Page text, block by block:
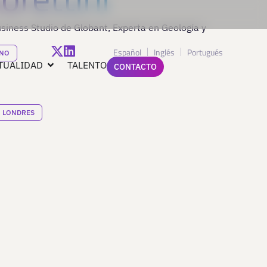
TALENTO
Español Inglés Portugués
CONTACTO
Studio de Globant, Experta en Geología y
LONDRES